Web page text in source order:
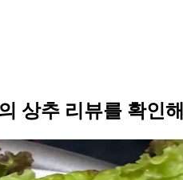
상추 리뷰를 확인